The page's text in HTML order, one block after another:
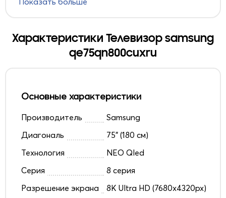
Характеристики Телевизор samsung
qe75qn800cuxru
Основные характеристики
Производитель
Samsung
Диагональ
75" (180 см)
Технология
NEO Qled
Серия
8 серия
Разрешение экрана
8K Ultra HD (7680x4320px)